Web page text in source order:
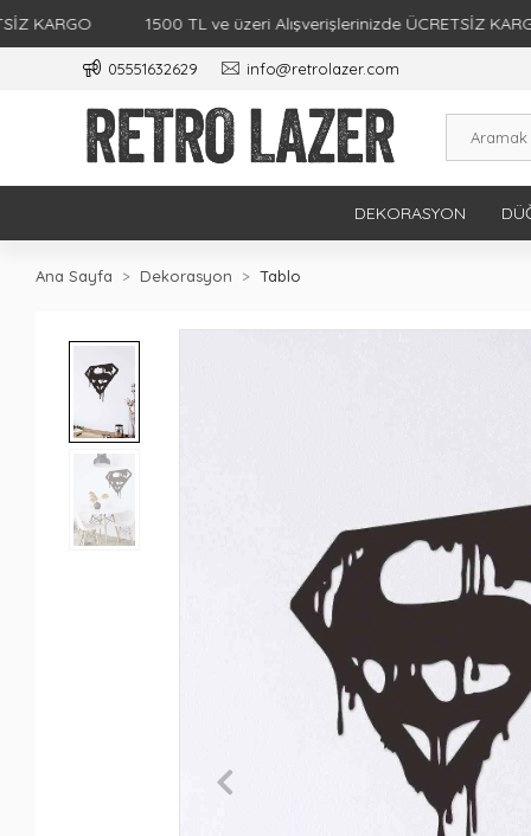
1500 TL ve üzeri Alışverişlerinizde ÜCRETSİZ KARGO
05551632629 info@retrolazer.com
DEKORASYON
Ana Sayfa Dekorasyon Tablo